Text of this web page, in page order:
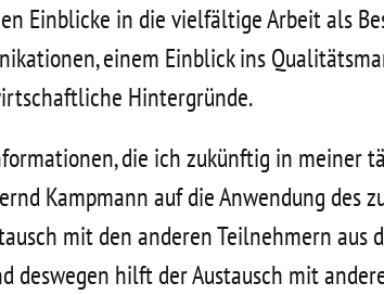
Einblicke in die vielfältige Arbeit als
einem Einblick ins
Hintergründe.
die ich zukünftig in meiner
Kampmann auf die Anwendung des
mit den anderen Teilnehmern aus
deswegen hilft der Austausch mit